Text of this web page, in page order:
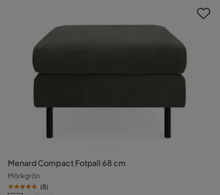
Menard Compact Fotpall 68 cm
Mörkgrön
(8)